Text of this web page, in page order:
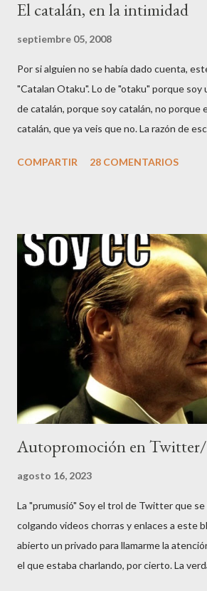
El catalán, en la intimidad
septiembre 05, 2008
Por si alguien no se había dado cuenta,
"Catalan Otaku". Lo de "otaku" porque soy
de catalán, porque soy catalán, no porque
catalán, que ya veis que no. La razón de
soporta catalán 🤑😂). Según Wikipedia , el
la 3a lengua con más presencia en
lengua que hablo habitualmente con mi
parece normal que la mayoría de
España no se hable otra cosa que
una japonesa de mi compañía me
de España era el inglés... Y es que en
COMPARTIR 28 COMENTARIOS
Autopromoción en
agosto 16, 2023
La "prumusió" Soy el trol de Twitter que
colgando videos chorras y enlaces a este
abierto un privado para llamarme la
el que estaba charlando, por cierto. La